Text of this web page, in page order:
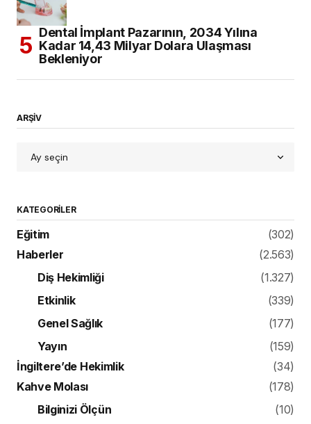
Dental İmplant Pazarının, 2034 Yılına
Kadar 14,43 Milyar Dolara Ulaşması
Bekleniyor
ARŞİV
KATEGORILER
Eğitim
(302)
Haberler
(2.563)
Diş Hekimliği
(1.327)
Etkinlik
(339)
Genel Sağlık
(177)
Yayın
(159)
İngiltere’de Hekimlik
(34)
Kahve Molası
(178)
Bilginizi Ölçün
(10)